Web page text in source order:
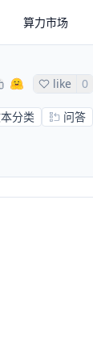
算力市场
like 0
分类 问答